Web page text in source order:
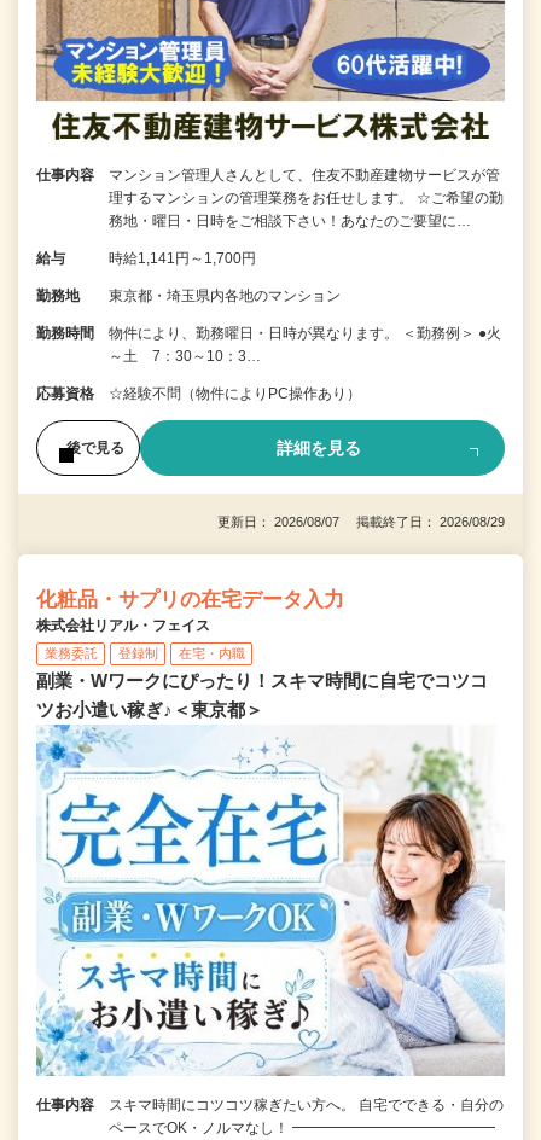
仕事内容
マンション管理人さんとして、住友不動産建物サービスが管
理するマンションの管理業務をお任せします。 ☆ご希望の勤
務地・曜日・日時をご相談下さい！あなたのご要望に…
給与 時給1,141円～1,700円
勤務地 東京都・埼玉県内各地のマンション
勤務時間
物件により、勤務曜日・日時が異なります。 ＜勤務例＞ ●火
～土 7：30～10：3…
応募資格 ☆経験不問（物件によりPC操作あり）
後で見る 詳細を見る
更新日： 2026/08/07 掲載終了日： 2026/08/29
化粧品・サプリの在宅データ入力
株式会社リアル・フェイス
業務委託 登録制 在宅・内職
副業・Wワークにぴったり！スキマ時間に自宅でコツコ
ツお小遣い稼ぎ♪＜東京都＞
仕事内容
スキマ時間にコツコツ稼ぎたい方へ。 自宅でできる・自分の
ペースでOK・ノルマなし！ ━━━━━━━━━━━━━━